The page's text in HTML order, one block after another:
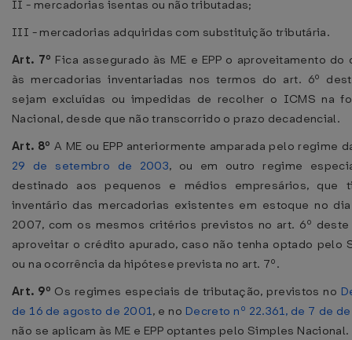
II - mercadorias isentas ou não tributadas;
III - mercadorias adquiridas com substituição tributária.
Art. 7º Fica assegurado às ME e EPP o aproveitamento
às mercadorias inventariadas nos termos do art. 6º
sejam excluídas ou impedidas de recolher o ICMS na
Nacional, desde que não transcorrido o prazo decadencial.
Art. 8º A ME ou EPP anteriormente amparada pelo regime
29 de setembro de 2003, ou em outro regime
destinado aos pequenos e médios empresários, que
inventário das mercadorias existentes em estoque no
2007, com os mesmos critérios previstos no art. 6º
aproveitar o crédito apurado, caso não tenha optado pelo
ou na ocorrência da hipótese prevista no art. 7º.
Art. 9º Os regimes especiais de tributação, previstos no
de 16 de agosto de 2001, e no Decreto nº 22.361, de 7 de
não se aplicam às ME e EPP optantes pelo Simples Nacional.